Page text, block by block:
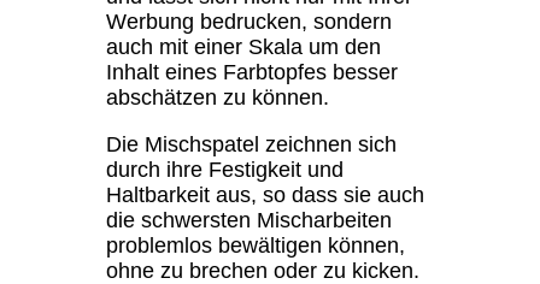
Werbung bedrucken, sondern
auch mit einer Skala um den
Inhalt eines Farbtopfes besser
abschätzen zu können.
Die Mischspatel zeichnen sich
durch ihre Festigkeit und
Haltbarkeit aus, so dass sie auch
die schwersten Mischarbeiten
problemlos bewältigen können,
ohne zu brechen oder zu kicken.